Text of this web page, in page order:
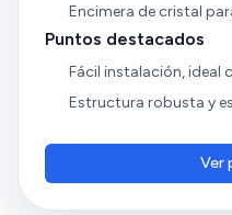
Encimera de cristal
Puntos destacados
Fácil instalación, ideal
Estructura robusta y
Ver